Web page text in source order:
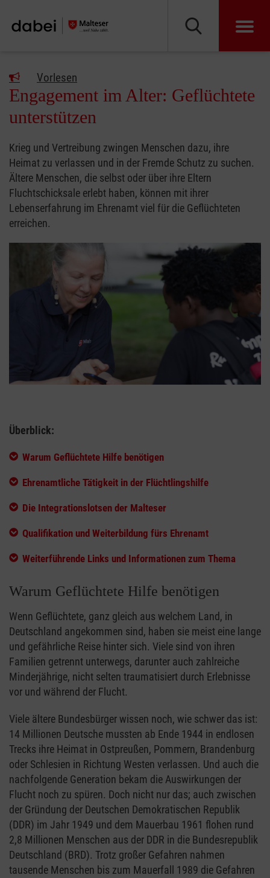
Vorlesen
Engagement im Alter: Geflüchtete
unterstützen
Krieg und Vertreibung zwingen Menschen dazu, ihre
Heimat zu verlassen und in der Fremde Schutz zu suchen.
Ältere Menschen, die selbst oder über ihre Eltern
Fluchtschicksale erlebt haben, können mit ihrer
Lebenserfahrung im Ehrenamt viel für die Geflüchteten
erreichen.
Überblick:
Warum Geflüchtete Hilfe benötigen
Ehrenamtliche Tätigkeit in der Flüchtlingshilfe
Die Integrationslotsen der Malteser
Qualifikation und Weiterbildung fürs Ehrenamt
Weiterführende Links und Informationen zum Thema
Warum Geflüchtete Hilfe benötigen
Wenn Geflüchtete, ganz gleich aus welchem Land, in
Deutschland angekommen sind, haben sie meist eine lange
und gefährliche Reise hinter sich. Viele sind von ihren
Familien getrennt unterwegs, darunter auch zahlreiche
Minderjährige, nicht selten traumatisiert durch Erlebnisse
vor und während der Flucht.
Viele ältere Bundesbürger wissen noch, wie schwer das ist:
14 Millionen Deutsche mussten ab Ende 1944 in endlosen
Trecks ihre Heimat in Ostpreußen, Pommern, Brandenburg
oder Schlesien in Richtung Westen verlassen. Und auch die
nachfolgende Generation bekam die Auswirkungen der
Flucht noch zu spüren. Doch nicht nur das; auch zwischen
der Gründung der Deutschen Demokratischen Republik
(DDR) im Jahr 1949 und dem Mauerbau 1961 flohen rund
2,8 Millionen Menschen aus der DDR in die Bundesrepublik
Deutschland (BRD). Trotz großer Gefahren nahmen
tausende Menschen bis zum Mauerfall 1989 die Gefahren